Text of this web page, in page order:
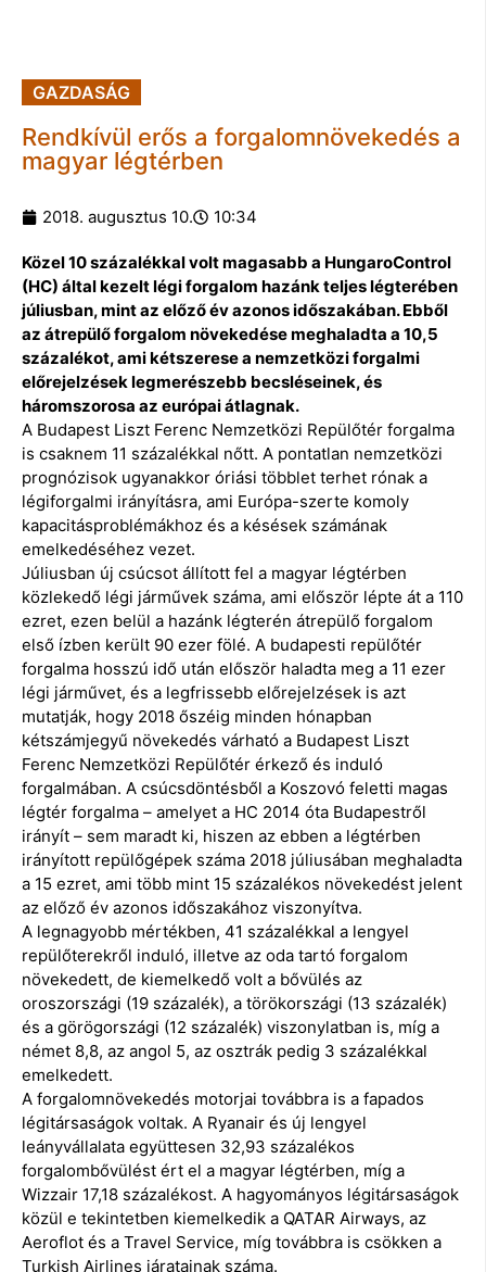
GAZDASÁG
Rendkívül erős a forgalomnövekedés a
magyar légtérben
2018. augusztus 10. 10:34
Közel 10 százalékkal volt magasabb a HungaroControl
(HC) által kezelt légi forgalom hazánk teljes légterében
júliusban, mint az előző év azonos időszakában. Ebből
az átrepülő forgalom növekedése meghaladta a 10,5
százalékot, ami kétszerese a nemzetközi forgalmi
előrejelzések legmerészebb becsléseinek, és
háromszorosa az európai átlagnak.
A Budapest Liszt Ferenc Nemzetközi Repülőtér forgalma
is csaknem 11 százalékkal nőtt. A pontatlan nemzetközi
prognózisok ugyanakkor óriási többlet terhet rónak a
légiforgalmi irányításra, ami Európa-szerte komoly
kapacitásproblémákhoz és a késések számának
emelkedéséhez vezet.
Júliusban új csúcsot állított fel a magyar légtérben
közlekedő légi járművek száma, ami először lépte át a 110
ezret, ezen belül a hazánk légterén átrepülő forgalom
első ízben került 90 ezer fölé. A budapesti repülőtér
forgalma hosszú idő után először haladta meg a 11 ezer
légi járművet, és a legfrissebb előrejelzések is azt
mutatják, hogy 2018 őszéig minden hónapban
kétszámjegyű növekedés várható a Budapest Liszt
Ferenc Nemzetközi Repülőtér érkező és induló
forgalmában. A csúcsdöntésből a Koszovó feletti magas
légtér forgalma – amelyet a HC 2014 óta Budapestről
irányít – sem maradt ki, hiszen az ebben a légtérben
irányított repülőgépek száma 2018 júliusában meghaladta
a 15 ezret, ami több mint 15 százalékos növekedést jelent
az előző év azonos időszakához viszonyítva.
A legnagyobb mértékben, 41 százalékkal a lengyel
repülőterekről induló, illetve az oda tartó forgalom
növekedett, de kiemelkedő volt a bővülés az
oroszországi (19 százalék), a törökországi (13 százalék)
és a görögországi (12 százalék) viszonylatban is, míg a
német 8,8, az angol 5, az osztrák pedig 3 százalékkal
emelkedett.
A forgalomnövekedés motorjai továbbra is a fapados
légitársaságok voltak. A Ryanair és új lengyel
leányvállalata együttesen 32,93 százalékos
forgalombővülést ért el a magyar légtérben, míg a
Wizzair 17,18 százalékost. A hagyományos légitársaságok
közül e tekintetben kiemelkedik a QATAR Airways, az
Aeroflot és a Travel Service, míg továbbra is csökken a
Turkish Airlines járatainak száma.